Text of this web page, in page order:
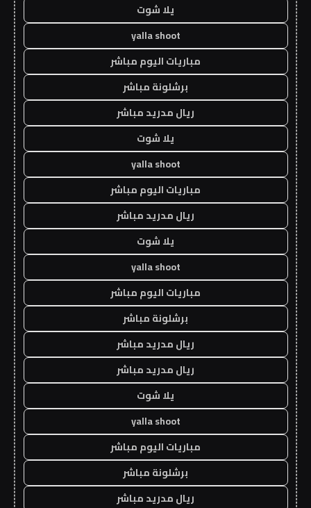
يلا شوت
yalla shoot
مباريات اليوم مباشر
برشلونة مباشر
ريال مدريد مباشر
يلا شوت
yalla shoot
مباريات اليوم مباشر
ريال مدريد مباشر
يلا شوت
yalla shoot
مباريات اليوم مباشر
برشلونة مباشر
ريال مدريد مباشر
ريال مدريد مباشر
يلا شوت
yalla shoot
مباريات اليوم مباشر
برشلونة مباشر
ريال مدريد مباشر